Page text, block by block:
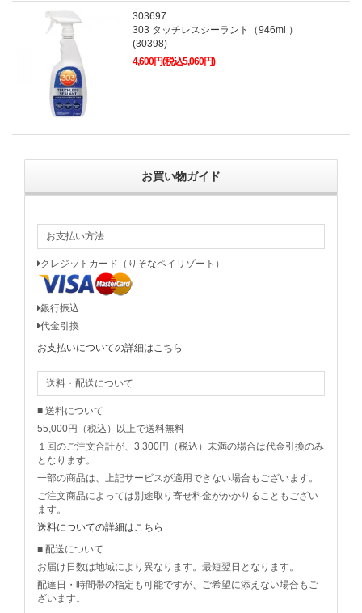
303697
303 タッチレスシーラント（946ml ）
(30398)
4,600円(税込5,060円)
お買い物ガイド
お支払い方法
クレジットカード（りそなペイリゾート）
銀行振込
代金引換
お支払いについての詳細はこちら
送料・配送について
■ 送料について
55,000円（税込）以上で送料無料
１回のご注文合計が、3,300円（税込）未満の場合は代金引換のみ
となります。
一部の商品は、上記サービスが適用できない場合もございます。
ご注文商品によっては別途取り寄せ料金がかかりることもござい
ます。
送料についての詳細はこちら
■ 配送について
お届け日数は地域により異なります。最短翌日となります。
配達日・時間帯の指定も可能ですが、ご希望に添えない場合もご
ざいます。